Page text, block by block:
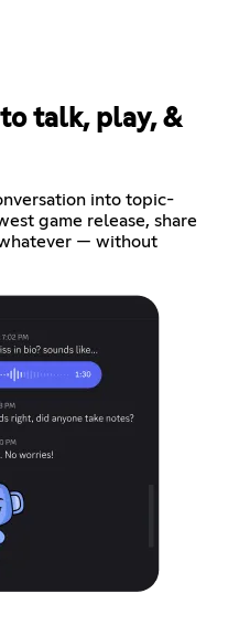
talk, play, &
into topic-
game release, share
— without